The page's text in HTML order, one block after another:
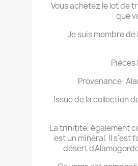
Vous achetez le lot de
que
Je suis membre
Provenance:
Issue de la collection
La trinitite, également
est un minéral. Il s'est
désert